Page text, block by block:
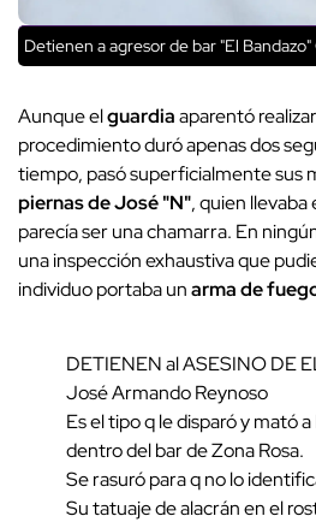
Detienen a agresor de bar "El Bandazo"
Aunque elguardiaaparentó
procedimiento duró apenas dos
tiempo, pasó superficialmente sus
piernas de José "N", quien
parecía ser una chamarra. En
una inspección exhaustiva que
individuo portaba unarma de
DETIENEN al ASESINO DE
José Armando Reynoso
Es el tipo q le disparó y mató
dentro del bar de Zona Rosa.
Se rasuró para q no lo
Su tatuaje de alacrán en el